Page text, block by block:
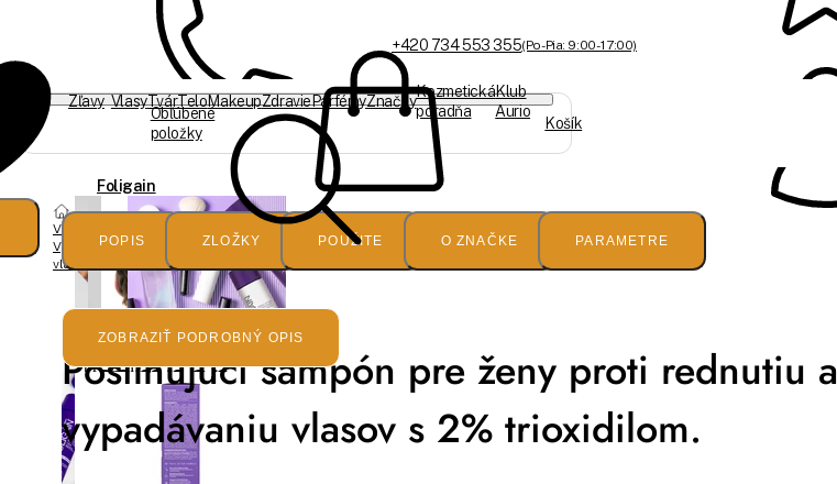
+420 734 553 355(Po-Pia: 9:00 - 17:00)
Obľúbené
položky
Košík
Zľavy VlasyTvárTeloMakeupZdravieParfémyZnačky
Kozmetická
poradňa
Klub
Aurio
Vlasy
Vypadávanie
vlasov
Foligain
Triple
Action
šampón
proti
POPIS ZLOŽKY POUŽITE O ZNAČKE PARAMETRE
ZOBRAZIŤ PODROBNÝ OPIS
Posilňujúci šampón pre ženy proti rednutiu a
vypadávaniu vlasov s 2% trioxidilom.